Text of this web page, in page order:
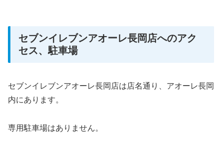
セブンイレブンアオーレ長岡店へのアク
セス、駐車場
セブンイレブンアオーレ長岡店は店名通り、アオーレ長岡
内にあります。
専用駐車場はありません。